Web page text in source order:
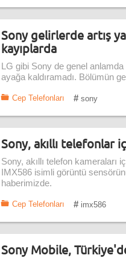
Sony gelirlerde artış
kayıplarda
LG gibi Sony de genel
ayağa kaldıramadı. Bölümün
Cep Telefonları # sony
Sony, akıllı telefonlar
Sony, akıllı telefon kameraları
IMX586 isimli görüntü
haberimizde.
Cep Telefonları # imx586
Sony Mobile,